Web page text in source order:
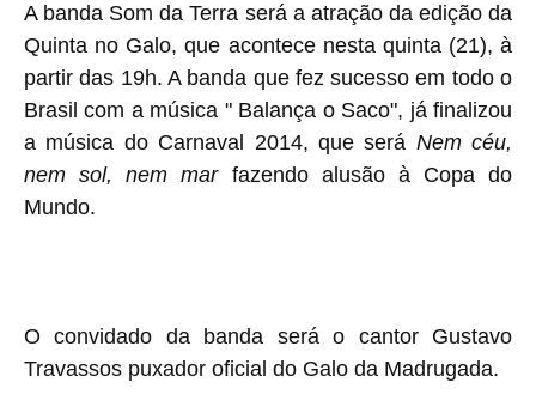
A banda Som da Terra será a atração da edição da
Quinta no Galo, que acontece nesta quinta (21), à
partir das 19h. A banda que fez sucesso em todo o
Brasil com a música " Balança o Saco", já finalizou
a música do Carnaval 2014, que será Nem céu,
nem sol, nem mar fazendo alusão à Copa do
Mundo.
O convidado da banda será o cantor Gustavo
Travassos puxador oficial do Galo da Madrugada.